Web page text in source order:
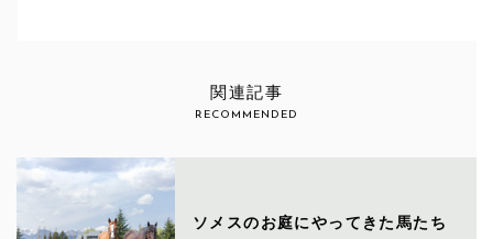
関連記事
RECOMMENDED
ソメスのお庭にやってきた馬たち